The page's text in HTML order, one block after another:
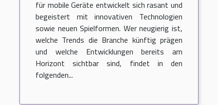
für mobile Geräte entwickelt sich rasant und
begeistert mit innovativen Technologien
sowie neuen Spielformen. Wer neugierig ist,
welche Trends die Branche künftig prägen
und welche Entwicklungen bereits am
Horizont sichtbar sind, findet in den
folgenden...